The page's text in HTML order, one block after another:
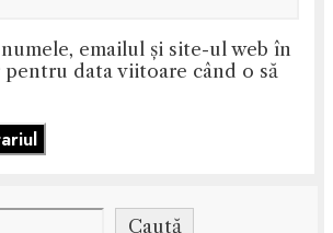
emailul și site-ul web în
pentru data viitoare când o să
Caută